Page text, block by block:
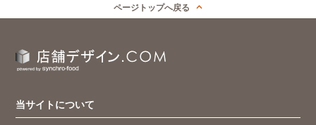
ページトップへ戻る
当サイトについて